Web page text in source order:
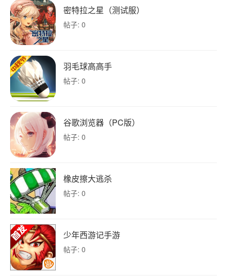
密特拉之星（测试服）
帖子: 0
羽毛球高高手
帖子: 0
谷歌浏览器（PC版）
帖子: 0
橡皮擦大逃杀
帖子: 0
少年西游记手游
帖子: 0